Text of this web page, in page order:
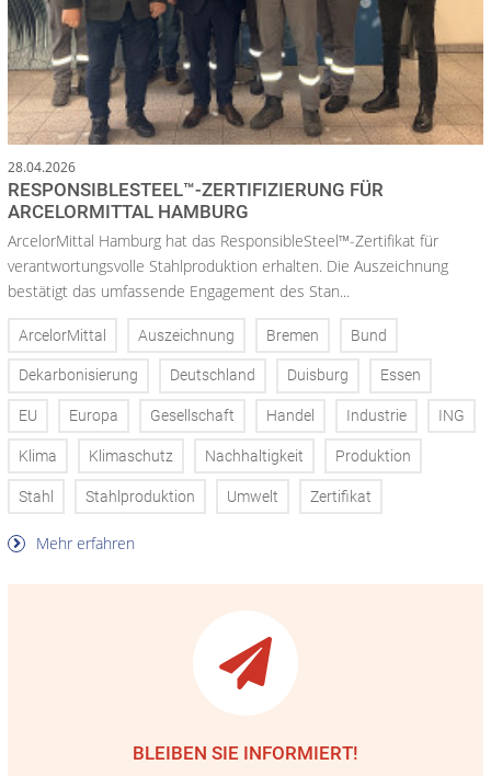
28.04.2026
RESPONSIBLESTEEL™-ZERTIFIZIERUNG FÜR
ARCELORMITTAL HAMBURG
ArcelorMittal Hamburg hat das ResponsibleSteel™-Zertifikat für
verantwortungsvolle Stahlproduktion erhalten. Die Auszeichnung
bestätigt das umfassende Engagement des Stan...
ArcelorMittal Auszeichnung Bremen Bund
Dekarbonisierung Deutschland Duisburg Essen
EU Europa Gesellschaft Handel Industrie ING
Klima Klimaschutz Nachhaltigkeit Produktion
Stahl Stahlproduktion Umwelt Zertifikat
Mehr erfahren
BLEIBEN SIE INFORMIERT!